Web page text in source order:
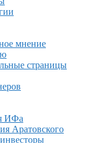
мнение
страницы
ИФа
Аратовского